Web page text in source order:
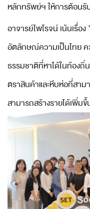
หลักทรัพย์ฯ ให้การต้อนรั
อาจารย์ไพโรจน์ เน้นเรื่
อัตลักษณ์ความเป็นไทย ค
ธรรมชาติที่หาได้ในท้องถิ่
ตราสินค้าและหีบห่อที่สา
สามารถสร้างรายได้เพิ่มขึ้